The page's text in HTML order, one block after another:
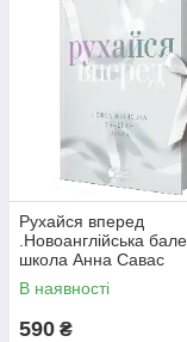
Рухайся вперед
.Новоанглійська
школа Анна Савас
READBERRY
В наявності
590 ₴